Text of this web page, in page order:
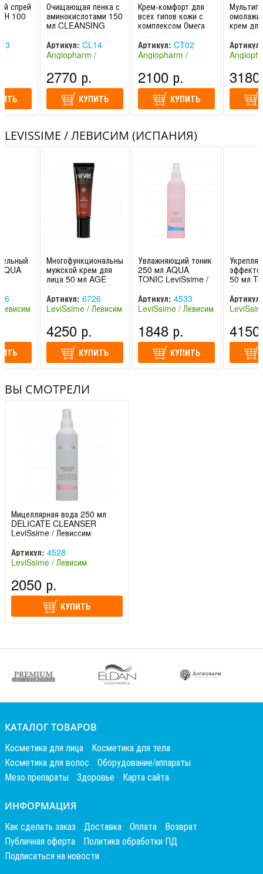
спрей
100
Очищающая пенка с
аминокислотами 150
мл CLEANSING
FOAM Ангиофарм /
Angiopharm
Артикул: CL14
Angiopharm /
2770 р.
КУПИТЬ
Крем-комфорт для
всех типов кожи с
комплексом Омега
3*6*9 50 мл, 200 мл
Ангиофарм /
Angiopha
Артикул: CT02
Angiopharm /
2100 р.
КУПИТЬ
крем
Артикул:
LEVISSIME / ЛЕВИСИМ (ИСПАНИЯ)
Многофункциональный
мужской крем для
лица 50 мл AGE
DEFENDER MEN
LeviSsime /
Левиссим
Артикул: 6726
LeviSsime / Левисим
4250 р.
КУПИТЬ
Увлажняющий тоник
250 мл AQUA
TONIC LeviSsime /
Левиссим
Артикул: 4533
LeviSsime / Левисим
1848 р.
КУПИТЬ
50 мл
Артикул:
ВЫ СМОТРЕЛИ
Мицеллярная вода 250 мл
DELICATE CLEANSER
LeviSsime / Левиссим
Артикул: 4528
LeviSsime / Левисим
2050 р.
КУПИТЬ
КАТАЛОГ ТОВАРОВ
Косметика для лица
Косметика для тела
Косметика для волос
Оборудование/аппараты
Мезо препараты
Здоровье Карта сайта
ИНФОРМАЦИЯ
Как сделать заказ Доставка Оплата
Возврат
Публичная оферта
Политика обработки ПД
Подписаться на новости